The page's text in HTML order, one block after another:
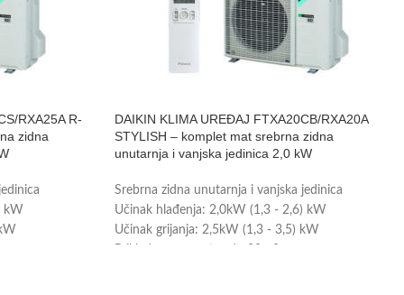
RXA25A R-
zidna
kW
DAIKIN KLIMA UREĐAJ FTXA20CB/RXA20A
STYLISH – komplet mat srebrna zidna
unutarnja i vanjska jedinica 2,0 kW
Srebrna zidna unutarnja i vanjska jedinica
Učinak hlađenja: 2,0kW (1,3 - 2,6) kW
Učinak grijanja: 2,5kW (1,3 - 3,5) kW